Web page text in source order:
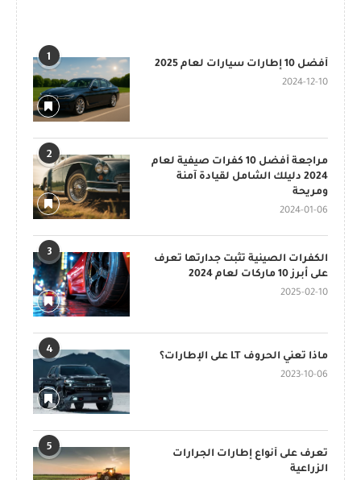
1
أفضل 10 إطارات سيارات لعام 2025
2024-12-10
2
مراجعة أفضل 10 كفرات صيفية لعام
2024 دليلك الشامل لقيادة آمنة
ومريحة
2024-01-06
3
الكفرات الصينية تثبت جدارتها تعرف
على أبرز 10 ماركات لعام 2024
2025-02-10
4
ماذا تعني الحروف LT على الإطارات؟
2023-10-06
5
تعرف على أنواع إطارات الجرارات
الزراعية